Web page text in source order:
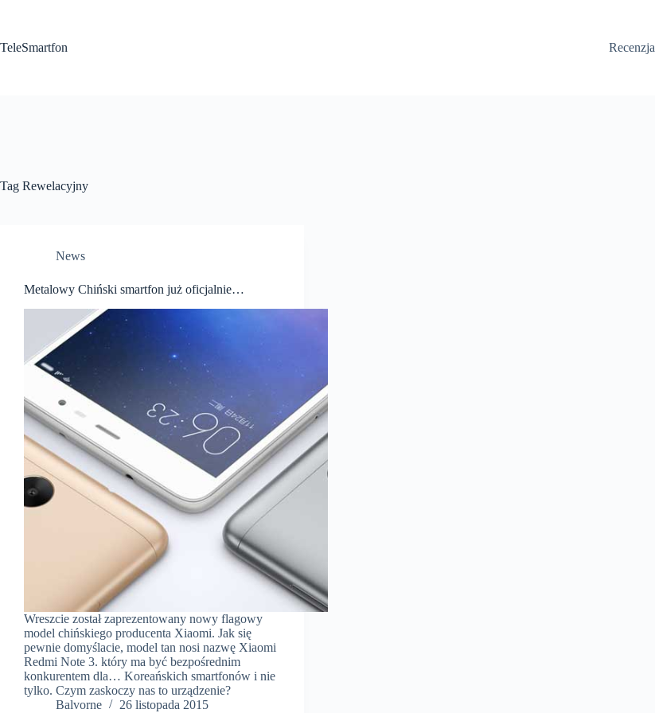
TeleSmartfon
Recenzja
Tag Rewelacyjny
News
Metalowy Chiński smartfon już oficjalnie…
Wreszcie został zaprezentowany nowy flagowy
model chińskiego producenta Xiaomi. Jak się
pewnie domyślacie, model tan nosi nazwę Xiaomi
Redmi Note 3. który ma być bezpośrednim
konkurentem dla… Koreańskich smartfonów i nie
tylko. Czym zaskoczy nas to urządzenie?
Balvorne
26 listopada 2015